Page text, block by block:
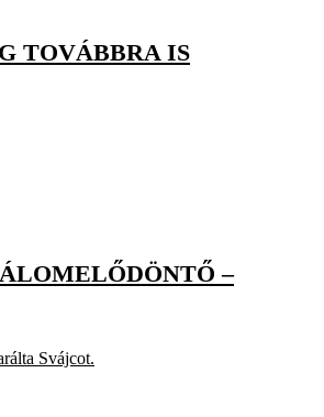
TOVÁBBRA IS
–
Svájcot.